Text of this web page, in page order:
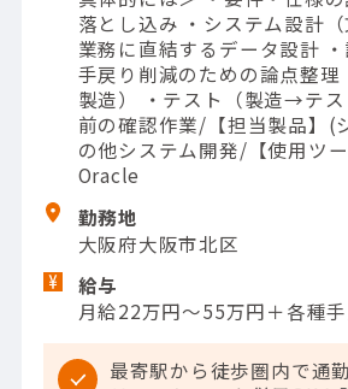
落とし込み ・システム設計
業務に直結するデータ設計
手戻り削減のための論点整
製造） ・テスト（製造→テス
前の確認作業/【担当製品】(
の他システム開発/【使用ツ
Oracle
勤務地
大阪府大阪市北区
給与
月給22万円～55万円＋各種
最寄駅から徒歩圏内で通